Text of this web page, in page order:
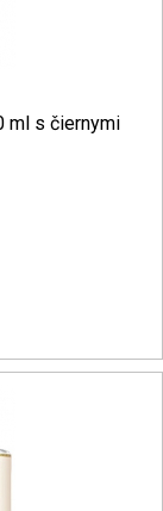
ml s čiernymi